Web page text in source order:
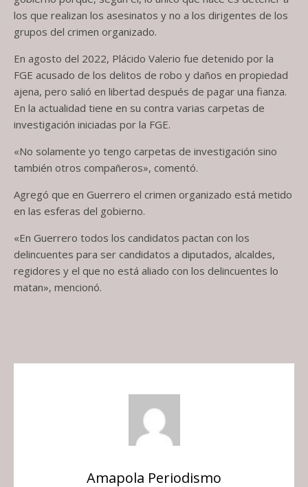
los que realizan los asesinatos y no a los dirigentes de los
grupos del crimen organizado.
En agosto del 2022, Plácido Valerio fue detenido por la
FGE acusado de los delitos de robo y daños en propiedad
ajena, pero salió en libertad después de pagar una fianza.
En la actualidad tiene en su contra varias carpetas de
investigación iniciadas por la FGE.
«No solamente yo tengo carpetas de investigación sino
también otros compañeros», comentó.
Agregó que en Guerrero el crimen organizado está metido
en las esferas del gobierno.
«En Guerrero todos los candidatos pactan con los
delincuentes para ser candidatos a diputados, alcaldes,
regidores y el que no está aliado con los delincuentes lo
matan», mencionó.
Amapola Periodismo